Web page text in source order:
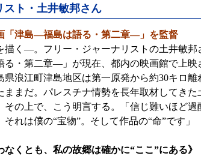
スト・土井敏邦さん
「津島―福島は語る・第二章―」を監督
く—。フリー・ジャーナリストの土井敏邦
・第二章—」が現在、都内の映画館で上映
県浪江町津島地区は第一原発から約30キロ
ままだ。パレスチナ情勢を長年取材してき
その上で、こう明言する。「信じ難いほど
れは僕の“宝物”。そして作品の“命”です」
くとも、私の故郷は確かに“ここ”にある》